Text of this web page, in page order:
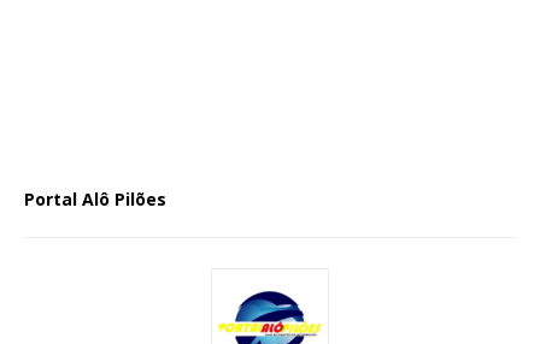
Portal Alô Pilões